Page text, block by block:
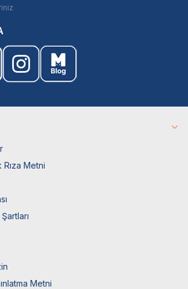
Rıza Metni
Metni